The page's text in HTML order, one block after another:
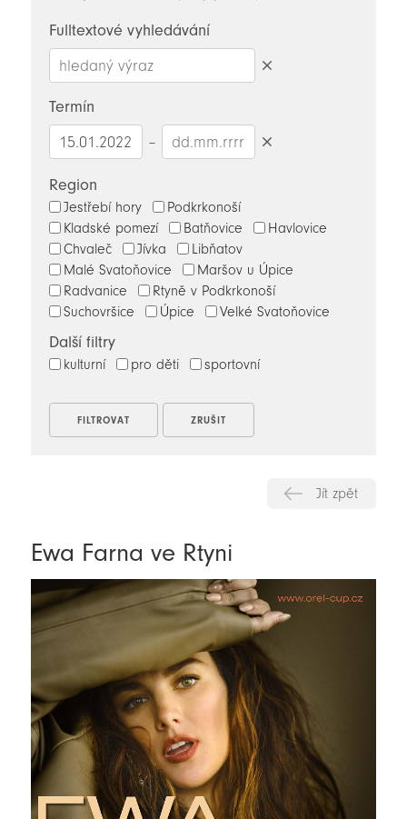
Fulltextové vyhledávání
Termín
–
Region
Jestřebí hory
Podkrkonoší
Kladské pomezí
Batňovice
Havlovice
Chvaleč
Jívka
Libňatov
Malé Svatoňovice
Maršov u Úpice
Radvanice
Rtyně v Podkrkonoší
Suchovršice
Úpice Velké Svatoňovice
Další filtry
kulturní pro děti sportovní
Jít zpět
Ewa Farna ve Rtyni